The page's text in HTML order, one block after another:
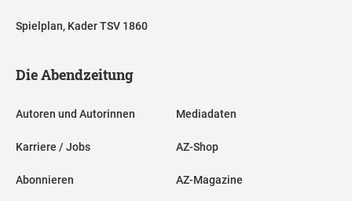
Spielplan, Kader TSV 1860
Die Abendzeitung
Autoren und Autorinnen
Karriere / Jobs
Abonnieren
Mediadaten
AZ-Shop
AZ-Magazine